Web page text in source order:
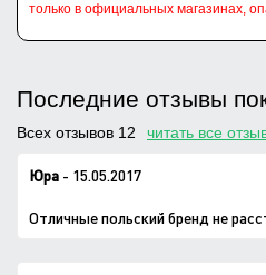
только в официальных магазинах,
Последние отзывы
Всех отзывов 12 читать все
Юра - 15.05.2017
Отличные польский бренд не